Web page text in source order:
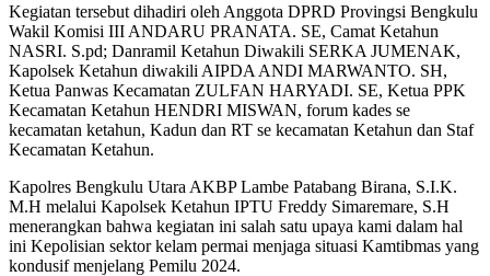
Kegiatan tersebut dihadiri oleh Anggota DPRD Provingsi Bengkulu
Wakil Komisi III ANDARU PRANATA. SE, Camat Ketahun
NASRI. S.pd; Danramil Ketahun Diwakili SERKA JUMENAK,
Kapolsek Ketahun diwakili AIPDA ANDI MARWANTO. SH,
Ketua Panwas Kecamatan ZULFAN HARYADI. SE, Ketua PPK
Kecamatan Ketahun HENDRI MISWAN, forum kades se
kecamatan ketahun, Kadun dan RT se kecamatan Ketahun dan Staf
Kecamatan Ketahun.
Kapolres Bengkulu Utara AKBP Lambe Patabang Birana, S.I.K.
M.H melalui Kapolsek Ketahun IPTU Freddy Simaremare, S.H
menerangkan bahwa kegiatan ini salah satu upaya kami dalam hal
ini Kepolisian sektor kelam permai menjaga situasi Kamtibmas yang
kondusif menjelang Pemilu 2024.